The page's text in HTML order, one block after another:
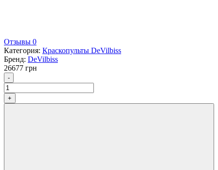
Отзывы 0
Категория: Краскопульты DeVilbiss
Бренд: DeVilbiss
26677 грн
- Количество
+